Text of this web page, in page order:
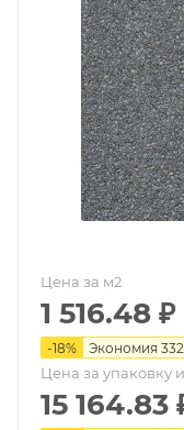
Цена за м2
1 516.48 ₽
-18% Экономия
Цена за упаковку
15 164.83